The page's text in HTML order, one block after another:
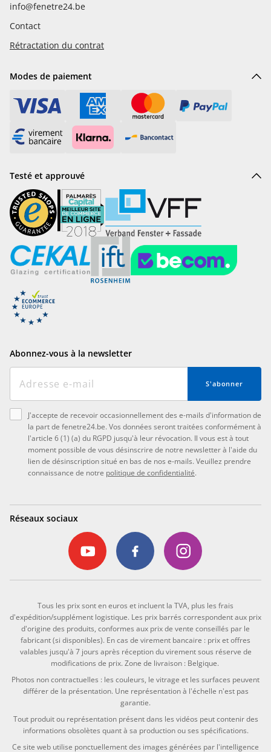
info@fenetre24.be
Contact
Rétractation du contrat
Modes de paiement
Testé et approuvé
Abonnez-vous à la newsletter
S'abonner
J'accepte de recevoir occasionnellement des e-mails d'information de
la part de fenetre24.be. Vos données seront traitées conformément à
l'article 6 (1) (a) du RGPD jusqu'à leur révocation. Il vous est à tout
moment possible de vous désinscrire de notre newsletter à l'aide du
lien de désinscription situé en bas de nos e-mails. Veuillez prendre
connaissance de notre politique de confidentialité.
Réseaux sociaux
Tous les prix sont en euros et incluent la TVA, plus les frais
d'expédition/supplément logistique. Les prix barrés correspondent aux prix
d'origine des produits, conformes aux prix de vente conseillés par le
fabricant (si disponibles). En cas de virement bancaire : prix et offres
valables jusqu'à 7 jours après réception du virement sous réserve de
modifications de prix. Zone de livraison : Belgique.
Photos non contractuelles : les couleurs, le vitrage et les surfaces peuvent
différer de la présentation. Une représentation à l'échelle n'est pas
garantie.
Tout produit ou représentation présent dans les vidéos peut contenir des
informations obsolètes quant à sa production ou ses spécifications.
Ce site web utilise ponctuellement des images générées par l'intelligence